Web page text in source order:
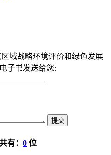
域战略环境评价和绿色发展
子书发送给您:
有： 0 位